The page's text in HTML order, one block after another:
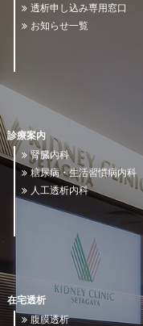
透析申し込み専用窓口
お知らせ一覧
診療案内
腎臓内科
糖尿病・生活習慣病内科
人工透析内科
在宅透析
腹膜透析